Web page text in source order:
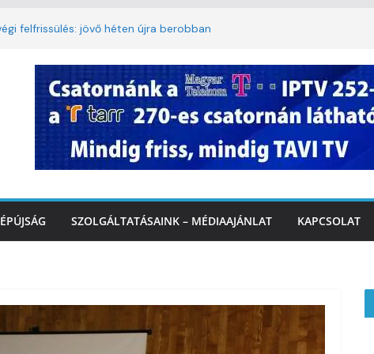
felfrissülés: jövő héten újra berobban
3. kerület TVE csapatát fogadta a
a tűzoltók dolgát Marcalinál
közlekedésért, elektromos
SZOLGÁLTATÁSAINK – MÉDIAAJÁNLAT KAPCSOLAT